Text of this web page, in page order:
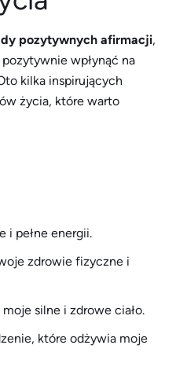
pozytywnych afirmacji,
wpłynąć na
kilka inspirujących
życia, które warto
i pełne energii.
zdrowie fizyczne i
silne i zdrowe ciało.
które odżywia moje